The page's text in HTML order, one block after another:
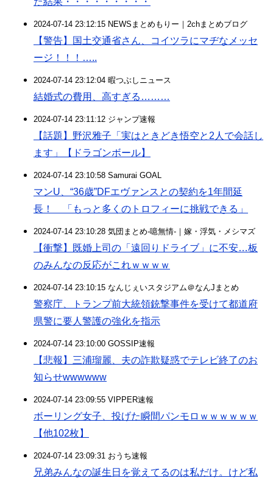
2024-07-14 23:12:15 NEWSまとめもりー｜2chまとめブログ
【警告】国土交通省さん、コイツラにマヂなメッセ
ージ！！！…..
2024-07-14 23:12:04 暇つぶしニュース
結婚式の費用、高すぎる………
2024-07-14 23:11:12 ジャンプ速報
【話題】野沢雅子「実はときどき悟空と2人で会話し
ます」【ドラゴンボール】
2024-07-14 23:10:58 Samurai GOAL
マンU、“36歳”DFエヴァンスとの契約を1年間延
長！ 「もっと多くのトロフィーに挑戦できる」
2024-07-14 23:10:28 気団まとめ-噫無情-｜嫁・浮気・メシマズ
【衝撃】既婚上司の「遠回りドライブ」に不安…板
のみんなの反応がこれｗｗｗｗ
2024-07-14 23:10:15 なんじぇいスタジアム＠なんJまとめ
警察庁、トランプ前大統領銃撃事件を受けて都道府
県警に要人警護の強化を指示
2024-07-14 23:10:00 GOSSIP速報
【悲報】三浦瑠麗、夫の詐欺疑惑でテレビ終了のお
知らせwwwwww
2024-07-14 23:09:55 VIPPER速報
ボーリング女子、投げた瞬間パンモロｗｗｗｗｗｗ
【他102枚】
2024-07-14 23:09:31 おうち速報
兄弟みんなの誕生日を覚えてるのは私だけ。けど私